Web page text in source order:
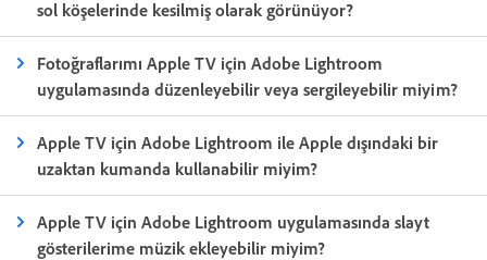
sol köşelerinde kesilmiş olarak görünüyor?
Fotoğraflarımı Apple TV için Adobe Lightroom
uygulamasında düzenleyebilir veya sergileyebilir miyim?
Apple TV için Adobe Lightroom ile Apple dışındaki bir
uzaktan kumanda kullanabilir miyim?
Apple TV için Adobe Lightroom uygulamasında slayt
gösterilerime müzik ekleyebilir miyim?